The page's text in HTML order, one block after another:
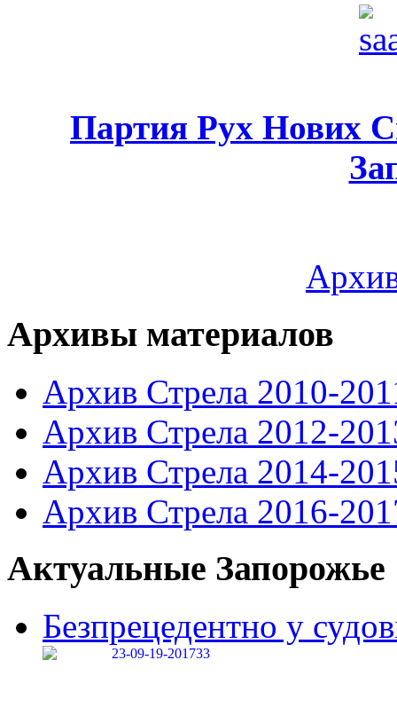
Партия Рух Нових
Архивы материалов
Архив Стрела 2010-
Архив Стрела 2012-
Архив Стрела 2014-
Архив Стрела 2016-
Актуальные Запорожье
Безпрецедентно у